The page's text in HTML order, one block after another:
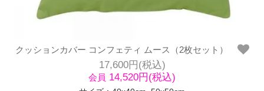
クッションカバー コンフェティ ムース（2枚セット）
17,600円(税込)
会員 14,520円(税込)